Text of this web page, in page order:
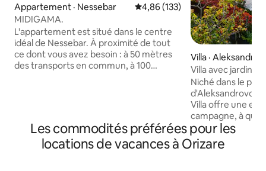
Appartement · Nessebar Note moyenne de 4,86 sur 5,
4,86 (133)
MIDIGAMA.
L'appartement est situé dans le centre
idéal de Nessebar. À proximité de tout
ce dont vous avez besoin : à 50 mètres
des transports en commun, à 100
L'appartement dispose de deux
chambres séparées avec lits doubles,
d'une cuisine équipée avec four, de deux
Villa ·
Villa avec jardin
Beach et
Niché dans le
d'Aleksandrovo,
Villa offre une
campagne, à
voiture de Sunny
ville historique de
pour une vie
Les commodités préférées pour les
locations de vacances à Orizare